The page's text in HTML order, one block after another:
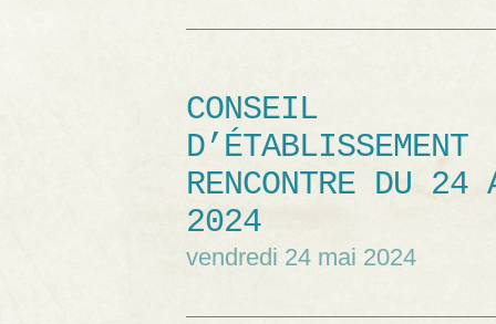
CONSEIL
D’ÉTABLISSEMENT
RENCONTRE DU 24
2024
vendredi 24 mai 2024